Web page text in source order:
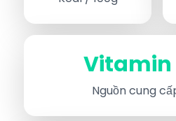
Vitamin
Nguồn cung